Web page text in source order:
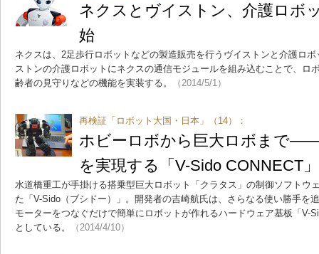
ネクスとヴイストン、介護ロボ
始
ネクスは、2足歩行ロボットなどの製造販売を行うヴイストンと介護ロ
ストンの介護ロボットにネクスの通信モジュールを組み込むことで、ロ
齢者の見守りなどの機能を実装する。
（2014/5/1）
再検証「ロボット大国・日本」（14）：
ホビーロボから巨大ロボまで
を実現する「V-Sido CONNECT」
水道橋重工が手掛ける搭乗型巨大ロボット「クラタス」の制御ソフトウ
た「V-Sido（ブシドー）」。開発者の吉崎航氏は、さらなる使い勝手を
モーターをつなぐだけで簡単にロボットが作れるハードウェア基板「V-
としている。
（2014/4/10）